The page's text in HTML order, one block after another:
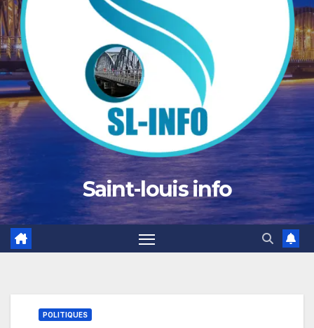
Saint-louis info
POLITIQUES